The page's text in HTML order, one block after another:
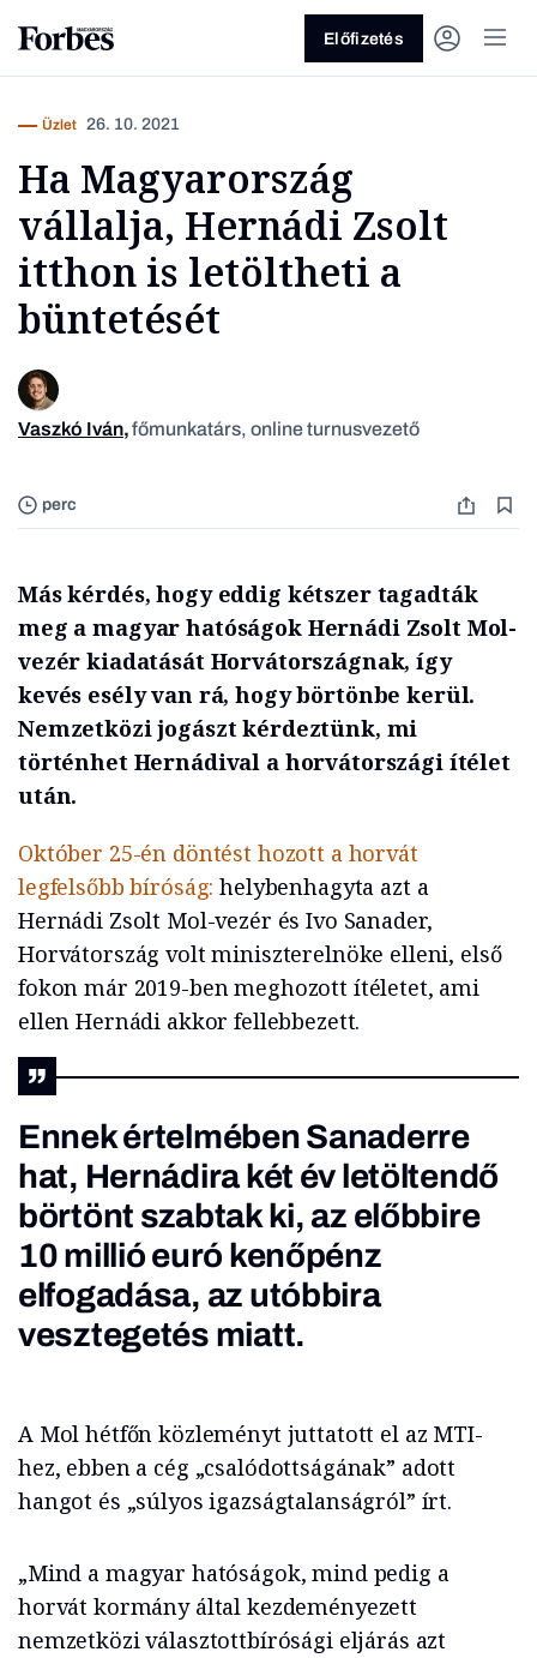
Vagy fedezze fel a következő
Előfizetés
perc
Üzlet 26. 10. 2021
Ha Magyarország
vállalja, Hernádi Zsolt
itthon is letöltheti a
büntetését
Vaszkó Iván,főmunkatárs, online turnusvezető
Más kérdés, hogy eddig kétszer tagadták
meg a magyar hatóságok Hernádi Zsolt Mol-
vezér kiadatását Horvátországnak, így
kevés esély van rá, hogy börtönbe kerül.
Nemzetközi jogászt kérdeztünk, mi
történhet Hernádival a horvátországi ítélet
után.
Október 25-én döntést hozott a horvát
legfelsőbb bíróság: helybenhagyta azt a
Hernádi Zsolt Mol-vezér és Ivo Sanader,
Horvátország volt miniszterelnöke elleni, első
fokon már 2019-ben meghozott ítéletet, ami
ellen Hernádi akkor fellebbezett.
Ennek értelmében Sanaderre
hat, Hernádira két év letöltendő
börtönt szabtak ki, az előbbire
10 millió euró kenőpénz
elfogadása, az utóbbira
vesztegetés miatt.
A Mol hétfőn közleményt juttatott el az MTI-
hez, ebben a cég „csalódottságának” adott
hangot és „súlyos igazságtalanságról” írt.
„Mind a magyar hatóságok, mind pedig a
horvát kormány által kezdeményezett
nemzetközi választottbírósági eljárás azt